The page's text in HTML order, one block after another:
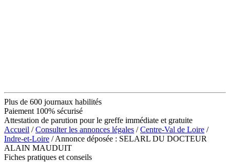
Plus de 600 journaux habilités
Paiement 100% sécurisé
Attestation de parution pour le greffe immédiate et gratuite
Accueil /Consulter les annonces légales /Centre-Val de Loire /
Indre-et-Loire / Annonce déposée : SELARL DU DOCTEUR
ALAIN MAUDUIT
Fiches pratiques et conseils